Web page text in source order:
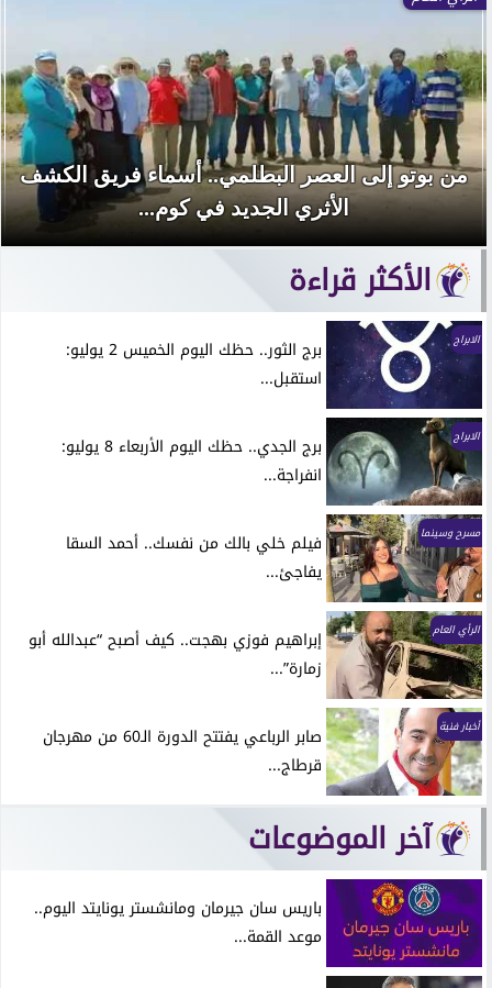
من بوتو إلى العصر البطلمي.. أسماء فريق الكشف
الأثري الجديد في كوم...
الأكثر قراءة
الابراج
برج الثور.. حظك اليوم الخميس 2 يوليو:
استقبل...
الابراج
برج الجدي.. حظك اليوم الأربعاء 8 يوليو:
انفراجة...
مسرح وسينما
فيلم خلي بالك من نفسك.. أحمد السقا
يفاجئ...
الرأي العام
إبراهيم فوزي بهجت.. كيف أصبح “عبدالله أبو
زمارة”...
أخبار فنية
صابر الرباعي يفتتح الدورة الـ60 من مهرجان
قرطاج...
آخر الموضوعات
باريس سان جيرمان ومانشستر يونايتد اليوم..
موعد القمة...